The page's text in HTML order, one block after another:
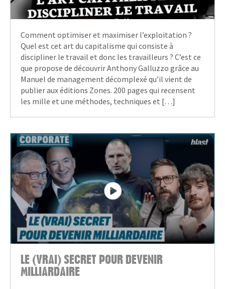
Comment optimiser et maximiser l’exploitation ?
Quel est cet art du capitalisme qui consiste à
discipliner le travail et donc les travailleurs ? C’est ce
que propose de découvrir Anthony Galluzzo grâce au
Manuel de management décomplexé qu’il vient de
publier aux éditions Zones. 200 pages qui recensent
les mille et une méthodes, techniques et […]
LE (VRAI) SECRET POUR DEVENIR
MILLIARDAIRE